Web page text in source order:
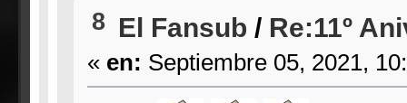
8 El Fansub / Re:11º
« en: Septiembre 05, 2021,